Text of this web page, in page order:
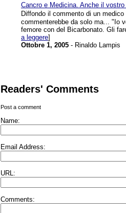
Cancro e Medicina. Anche il
Diffondo il commento di un
commenterebbe da solo ma... "Io
femore con del Bicarbonato. Gli
a leggere]
Ottobre 1, 2005 - Rinaldo Lampis
Readers' Comments
Post a comment
Name:
Email Address:
URL:
Comments: